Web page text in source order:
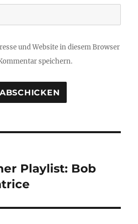
und Website in diesem Browser
speichern.
Playlist: Bob